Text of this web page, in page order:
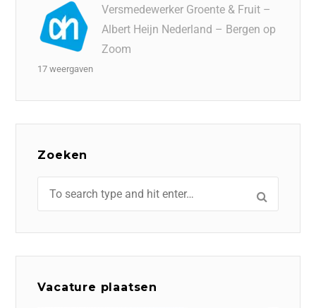
Versmedewerker Groente & Fruit –
Albert Heijn Nederland – Bergen op
Zoom
17 weergaven
Zoeken
Vacature plaatsen